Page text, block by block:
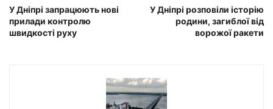
У Дніпрі запрацюють нові
прилади контролю
швидкості руху
У Дніпрі розповіли історію
родини, загиблої від
ворожої ракети